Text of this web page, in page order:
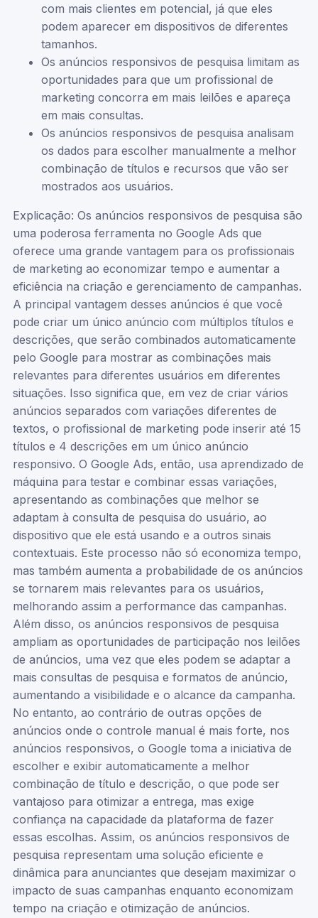
com mais clientes em potencial, já que eles
podem aparecer em dispositivos de diferentes
tamanhos.
Os anúncios responsivos de pesquisa limitam as
oportunidades para que um profissional de
marketing concorra em mais leilões e apareça
em mais consultas.
Os anúncios responsivos de pesquisa analisam
os dados para escolher manualmente a melhor
combinação de títulos e recursos que vão ser
mostrados aos usuários.
Explicação: Os anúncios responsivos de pesquisa são
uma poderosa ferramenta no Google Ads que
oferece uma grande vantagem para os profissionais
de marketing ao economizar tempo e aumentar a
eficiência na criação e gerenciamento de campanhas.
A principal vantagem desses anúncios é que você
pode criar um único anúncio com múltiplos títulos e
descrições, que serão combinados automaticamente
pelo Google para mostrar as combinações mais
relevantes para diferentes usuários em diferentes
situações. Isso significa que, em vez de criar vários
anúncios separados com variações diferentes de
textos, o profissional de marketing pode inserir até 15
títulos e 4 descrições em um único anúncio
responsivo. O Google Ads, então, usa aprendizado de
máquina para testar e combinar essas variações,
apresentando as combinações que melhor se
adaptam à consulta de pesquisa do usuário, ao
dispositivo que ele está usando e a outros sinais
contextuais. Este processo não só economiza tempo,
mas também aumenta a probabilidade de os anúncios
se tornarem mais relevantes para os usuários,
melhorando assim a performance das campanhas.
Além disso, os anúncios responsivos de pesquisa
ampliam as oportunidades de participação nos leilões
de anúncios, uma vez que eles podem se adaptar a
mais consultas de pesquisa e formatos de anúncio,
aumentando a visibilidade e o alcance da campanha.
No entanto, ao contrário de outras opções de
anúncios onde o controle manual é mais forte, nos
anúncios responsivos, o Google toma a iniciativa de
escolher e exibir automaticamente a melhor
combinação de título e descrição, o que pode ser
vantajoso para otimizar a entrega, mas exige
confiança na capacidade da plataforma de fazer
essas escolhas. Assim, os anúncios responsivos de
pesquisa representam uma solução eficiente e
dinâmica para anunciantes que desejam maximizar o
impacto de suas campanhas enquanto economizam
tempo na criação e otimização de anúncios.